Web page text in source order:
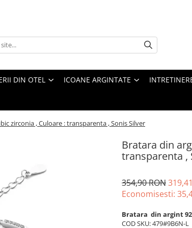
DIN OTEL ICOANE ARGINTATE
zirconia , Culoare : transparenta , Sonis Silver
Bratara din
transparenta ,
354,90 RON
Economisesti:
Bratara din argint
COD SKU: 479#9B6N-L